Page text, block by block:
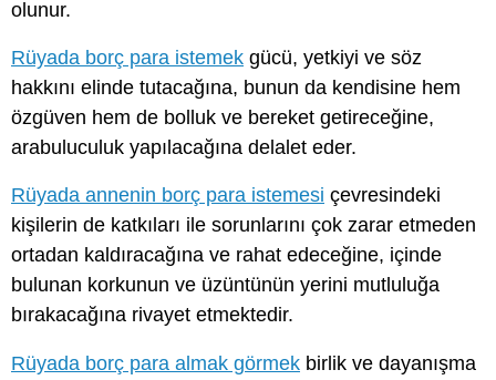
olunur.
Rüyada borç para istemek gücü, yetkiyi ve söz
hakkını elinde tutacağına, bunun da kendisine hem
özgüven hem de bolluk ve bereket getireceğine,
arabuluculuk yapılacağına delalet eder.
Rüyada annenin borç para istemesi çevresindeki
kişilerin de katkıları ile sorunlarını çok zarar etmeden
ortadan kaldıracağına ve rahat edeceğine, içinde
bulunan korkunun ve üzüntünün yerini mutluluğa
bırakacağına rivayet etmektedir.
Rüyada borç para almak görmek birlik ve dayanışma